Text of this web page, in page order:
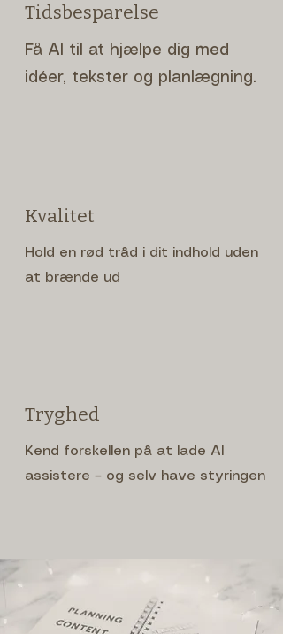
Tidsbesparelse
Få AI til at hjælpe dig med
idéer, tekster og planlægning​.
Kvalitet
Hold en rød tråd i dit indhold uden
at brænde ud
Tryghed
Kend forskellen på at lade AI
assistere – og selv have styringen